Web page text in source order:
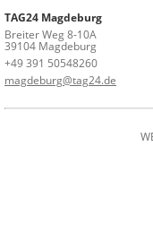
TAG24 Magdeburg
Breiter Weg 8-10A
39104 Magdeburg
+49 391 50548260
magdeburg@tag24.de